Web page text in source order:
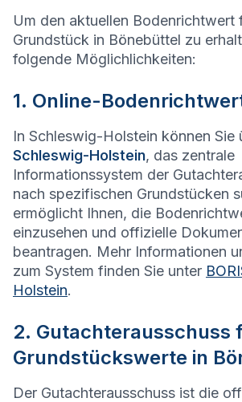
Um den aktuellen Bodenrichtwert
Grundstück in Bönebüttel zu
folgende Möglichlichkeiten:
1. Online-
In Schleswig-Holstein können Sie
Schleswig-Holstein, das zentrale
Informationssystem der
nach spezifischen Grundstücken
ermöglicht Ihnen, die
einzusehen und offizielle
beantragen. Mehr Informationen
zum System finden Sie unter
Holstein.
2. Gutachterausschuss
Grundstückswerte in
Der Gutachterausschuss ist die